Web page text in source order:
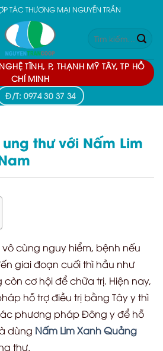
TÁC THƯƠNG MẠI NGUYỄN TRẦN
Tìm
kiếm:
TĨNH, P, THẠNH MỸ TÂY, TP HỒ
CHÍ MINH
Đ/T: 0974 30 37 34
thư với Nấm Lim
cùng nguy hiểm, bệnh nếu
giai đoạn cuối thì hầu như
còn cơ hội để chữa trị. Hiện nay,
hỗ trợ điều trị bằng Tây y thì
phương pháp Đông y để hỗ
dùng Nấm Lim Xanh Quảng
thư.